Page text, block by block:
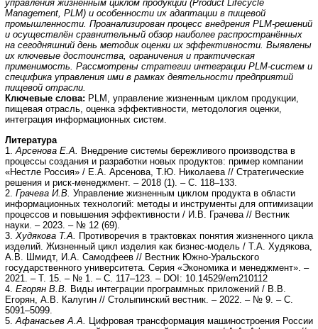
управления жизненным циклом продукции (Product Lifecycle
Management, PLM) и особенности их адаптации в пищевой
промышленности. Проанализирован процесс внедрения PLM-решений
и осуществлён сравнительный обзор наиболее распространённых
на сегодняшний день методик оценки их эффективности. Выявлены
их ключевые достоинства, ограничения и практическая
применимость. Рассмотрены стратегии интеграции PLM-систем и
специфика управления ими в рамках деятельности предприятий
пищевой отрасли.
Ключевые слова: PLM, управление жизненным циклом продукции,
пищевая отрасль, оценка эффективности, методология оценки,
интеграция информационных систем.
Литература
1. Арсенова Е.А. Внедрение системы бережливого производства в
процессы создания и разработки новых продуктов: пример компании
«Нестле Россия» / Е.А. Арсенова, Т.Ю. Николаева // Стратегические
решения и риск-менеджмент. – 2018 (1). – С. 118–133.
2. Грачева И.В. Управление жизненным циклом продукта в области
информационных технологий: методы и инструменты для оптимизации
процессов и повышения эффективности / И.В. Грачева // Вестник
науки. – 2023. – № 12 (69).
3. Худякова Т.А. Противоречия в трактовках понятия жизненного цикла
изделий. Жизненный цикл изделия как бизнес-модель / Т.А. Худякова,
А.В. Шмидт, И.А. Самодфеев // Вестник Южно-Уральского
государственного университета. Серия «Экономика и менеджмент». –
2021. – Т. 15. – № 1. – С. 117–123. – DOI: 10.14529/em210112
4. Егорян В.В. Виды интеграции программных приложений / В.В.
Егорян, А.В. Калугин // Столыпинский вестник. – 2022. – № 9. – С.
5091–5099.
5. Афанасьев А.А. Цифровая трансформация машиностроения России